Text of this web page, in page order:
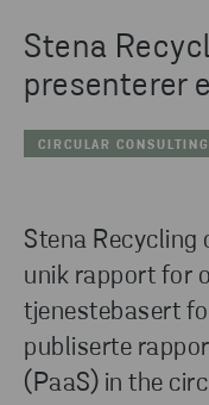
Stena
presenterer
CIRCULAR CONSULTING
Stena Recycling
unik rapport for
tjenestebasert
publiserte
(PaaS) in the